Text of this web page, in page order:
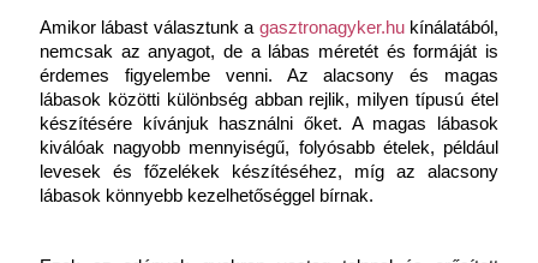
Amikor lábast választunk a gasztronagyker.hu kínálatából,
nemcsak az anyagot, de a lábas méretét és formáját is
érdemes figyelembe venni. Az alacsony és magas
lábasok közötti különbség abban rejlik, milyen típusú étel
készítésére kívánjuk használni őket. A magas lábasok
kiválóak nagyobb mennyiségű, folyósabb ételek, például
levesek és főzelékek készítéséhez, míg az alacsony
lábasok könnyebb kezelhetőséggel bírnak.